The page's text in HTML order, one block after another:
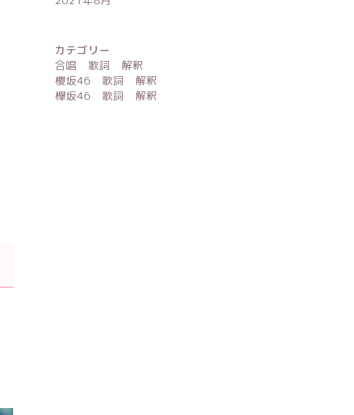
カテゴリー
合唱 歌詞 解釈
櫻坂46 歌詞 解釈
欅坂46 歌詞 解釈